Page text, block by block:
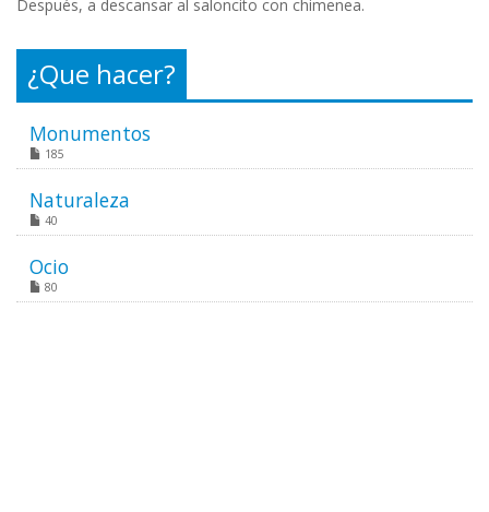
Después, a descansar al saloncito con chimenea.
¿Que hacer?
Monumentos
185
Naturaleza
40
Ocio
80